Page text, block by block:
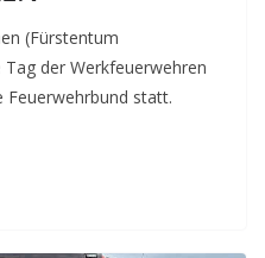
(Fürstentum
der Werkfeuerwehren
Feuerwehrbund statt.